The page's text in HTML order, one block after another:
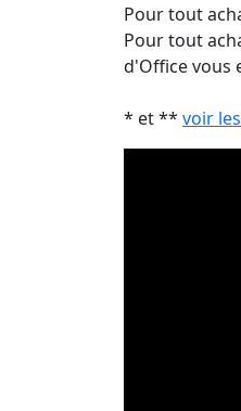
Pour tout
Pour tout
d'Office vous
* et ** voir